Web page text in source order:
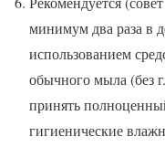
минимум два раза в
использованием
обычного мыла (без
принять
гигиенические